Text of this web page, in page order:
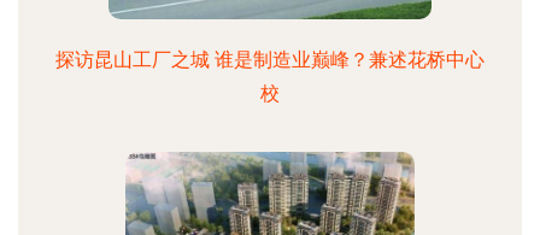
探访昆山工厂之城 谁是制造业巅峰？兼述花桥中心
校